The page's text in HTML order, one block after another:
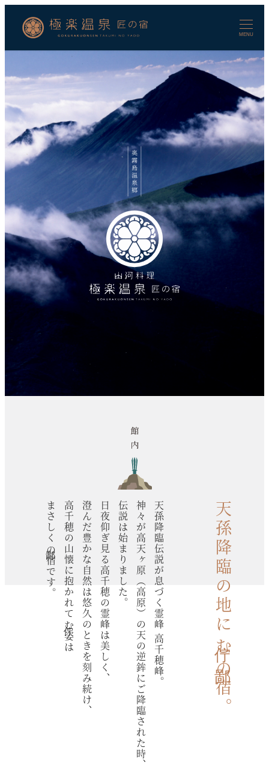
コ
テ
ツ
へ
動
MENU
天孫降臨伝説が息づく霊峰 高千穂峰。
神々が高天ヶ原（高原）の天の逆鉾にご降臨された時、
伝説は始まりました。
日夜仰ぎ見る高千穂の霊峰は美しく、
澄んだ豊かな自然は悠久のときを刻み続け、
高千穂の山懐に抱かれて佇む姿は
まさしく鄙の宿です。 天孫降臨の地に佇む鄙の宿。